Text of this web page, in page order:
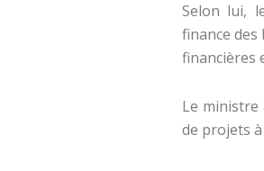
Selon lui,
finance
financières
Le
de projets